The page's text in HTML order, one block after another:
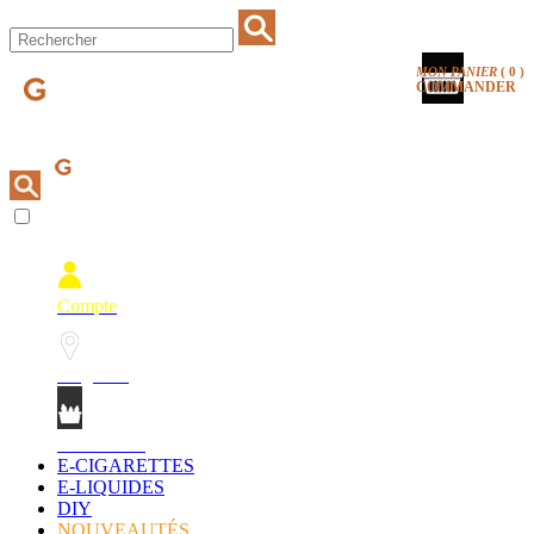
MON PANIER ( 0 )
COMMANDER
Compte
E-CIGARETTES
E-LIQUIDES
DIY
NOUVEAUTÉS